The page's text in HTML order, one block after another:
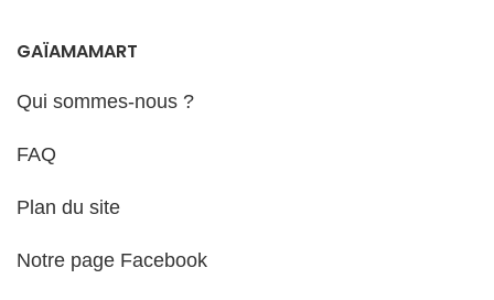
GAÏAMAMART
Qui sommes-nous ?
FAQ
Plan du site
Notre page Facebook